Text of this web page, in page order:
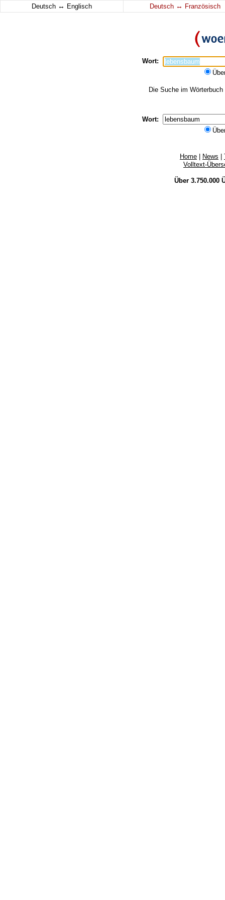
Deutsch ↔ Englisch Deutsch ↔ Französisch
Wort:
Die Suche im
Wort:
Home News
Volltext-
Über 3.750.000